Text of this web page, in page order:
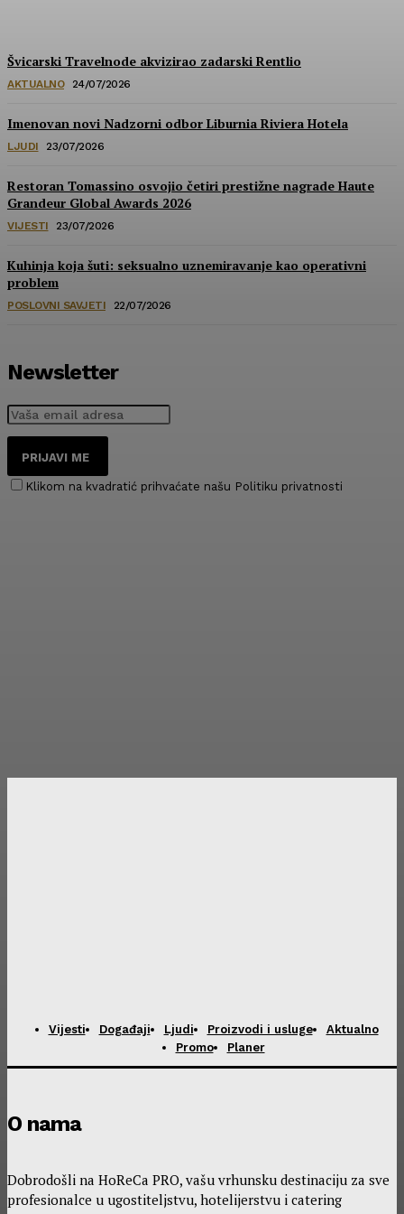
Švicarski Travelnode akvizirao zadarski Rentlio
AKTUALNO 24/07/2026
Imenovan novi Nadzorni odbor Liburnia Riviera Hotela
LJUDI 23/07/2026
Restoran Tomassino osvojio četiri prestižne nagrade Haute
Grandeur Global Awards 2026
VIJESTI 23/07/2026
Kuhinja koja šuti: seksualno uznemiravanje kao operativni
problem
POSLOVNI SAVJETI 22/07/2026
Newsletter
PRIJAVI ME
Klikom na kvadratić prihvaćate našu Politiku privatnosti
Vijesti Događaji Ljudi Proizvodi i usluge
Aktualno
Promo
Planer
O nama
Dobrodošli na HoReCa PRO, vašu vrhunsku destinaciju za sve
profesionalce u ugostiteljstvu, hotelijerstvu i catering